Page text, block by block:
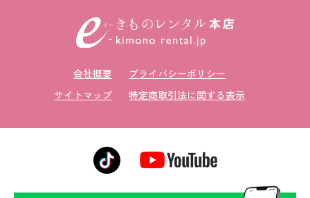
男性礼装レンタル
色打掛&紋付袴レンタル
小物販売品
会社概要
プライバシーポリシー
サイトマップ
特定商取引法に関する表示